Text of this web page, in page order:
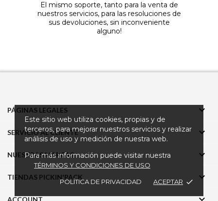
Este sitio web utiliza cookies, propias y de
terceros, para mejorar nuestros servicios y realizar
análisis de uso y medición de nuestra web.
Para más información puede visitar nuestra
TÉRMINOS Y CONDICIONES DE USO
POLÍTICA DE PRIVACIDAD ACEPTAR done
El mismo soporte, tanto para la venta de
nuestros servicios, para las resoluciones de
sus devoluciones, sin inconveniente
alguno!
PÁGINAS LEGALES 
SERVICIO AL CLIENTE 
NUESTRAS MARCAS 
TIENDAS PICKIN'PACK 